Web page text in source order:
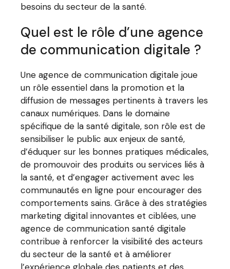
besoins du secteur de la santé.
Quel est le rôle d’une agence
de communication digitale ?
Une agence de communication digitale joue
un rôle essentiel dans la promotion et la
diffusion de messages pertinents à travers les
canaux numériques. Dans le domaine
spécifique de la santé digitale, son rôle est de
sensibiliser le public aux enjeux de santé,
d’éduquer sur les bonnes pratiques médicales,
de promouvoir des produits ou services liés à
la santé, et d’engager activement avec les
communautés en ligne pour encourager des
comportements sains. Grâce à des stratégies
marketing digital innovantes et ciblées, une
agence de communication santé digitale
contribue à renforcer la visibilité des acteurs
du secteur de la santé et à améliorer